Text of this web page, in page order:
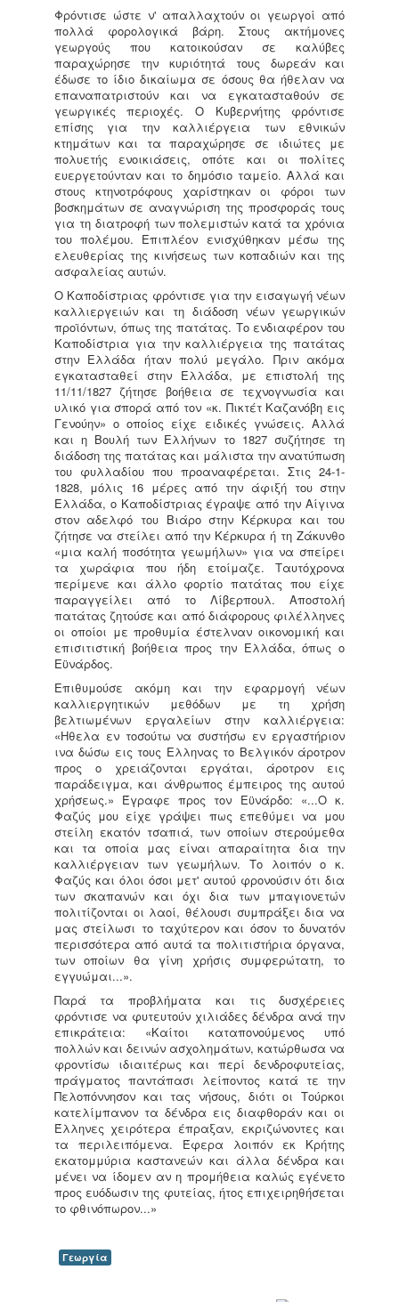
Φρόντισε ώστε ν' απαλλαχτούν οι γεωργοί από
πολλά φορολογικά βάρη.Στους ακτήμονες
γεωργούς που κατοικούσαν σε καλύβες
παραχώρησε την κυριότητά τους δωρεάν και
έδωσε το ίδιο δικαίωμα σε όσους θα ήθελαν να
επαναπατριστούν και να εγκατασταθούν σε
γεωργικές περιοχές. Ο Κυβερνήτης φρόντισε
επίσης για την καλλιέργεια των εθνικών
κτημάτων και τα παραχώρησε σε ιδιώτες με
πολυετής ενοικιάσεις, οπότε και οι πολίτες
ευεργετούνταν και το δημόσιο ταμείο. Αλλά και
στους κτηνοτρόφους χαρίστηκαν οι φόροι των
βοσκημάτων σε αναγνώριση της προσφοράς τους
για τη διατροφή των πολεμιστών κατά τα χρόνια
του πολέμου. Επιπλέον ενισχύθηκαν μέσω της
ελευθερίας της κινήσεως των κοπαδιών και της
ασφαλείας αυτών.
Ο Καποδίστριας φρόντισε για την εισαγωγή νέων
καλλιεργειών και τη διάδοση νέων γεωργικών
προϊόντων, όπως της πατάτας. Το ενδιαφέρον του
Καποδίστρια για την καλλιέργεια της πατάτας
στην Ελλάδα ήταν πολύ μεγάλο. Πριν ακόμα
εγκατασταθεί στην Ελλάδα, με επιστολή της
11/11/1827 ζήτησε βοήθεια σε τεχνογνωσία και
υλικό για σπορά από τον «κ. Πικτέτ Καζανόβη εις
Γενούην» ο οποίος είχε ειδικές γνώσεις. Αλλά
και η Βουλή των Ελλήνων το 1827 συζήτησε τη
διάδοση της πατάτας και μάλιστα την ανατύπωση
του φυλλαδίου που προαναφέρεται. Στις 24-1-
1828, μόλις 16 μέρες από την άφιξή του στην
Ελλάδα, ο Καποδίστριας έγραψε από την Αίγινα
στον αδελφό του Βιάρο στην Κέρκυρα και του
ζήτησε να στείλει από την Κέρκυρα ή τη Ζάκυνθο
«μια καλή ποσότητα γεωμήλων» για να σπείρει
τα χωράφια που ήδη ετοίμαζε. Ταυτόχρονα
περίμενε και άλλο φορτίο πατάτας που είχε
παραγγείλει από το Λίβερπουλ. Αποστολή
πατάτας ζητούσε και από διάφορους φιλέλληνες
οι οποίοι με προθυμία έστελναν οικονομική και
επισιτιστική βοήθεια προς την Ελλάδα, όπως ο
Εϋνάρδος.
Επιθυμούσε ακόμη και την εφαρμογή νέων
καλλιεργητικών μεθόδων με τη χρήση
βελτιωμένων εργαλείων στην καλλιέργεια:
«Ηθελα εν τοσούτω να συστήσω εν εργαστήριον
ινα δώσω εις τους Ελληνας το Βελγικόν άροτρον
προς ο χρειάζονται εργάται, άροτρον εις
παράδειγμα, και άνθρωπος έμπειρος της αυτού
χρήσεως.» Έγραφε προς τον Εϋνάρδο: «...Ο κ.
Φαζύς μου είχε γράψει πως επεθύμει να μου
στείλη εκατόν τσαπιά, των οποίων στερούμεθα
και τα οποία μας είναι απαραίτητα δια την
καλλιέργειαν των γεωμήλων. Το λοιπόν ο κ.
Φαζύς και όλοι όσοι μετ' αυτού φρονούσιν ότι δια
των σκαπανών και όχι δια των μπαγιονετών
πολιτίζονται οι λαοί, θέλουσι συμπράξει δια να
μας στείλωσι το ταχύτερον και όσον το δυνατόν
περισσότερα από αυτά τα πολιτιστήρια όργανα,
των οποίων θα γίνη χρήσις συμφερώτατη, το
εγγυώμαι...».
Παρά τα προβλήματα και τις δυσχέρειες
φρόντισε να φυτευτούν χιλιάδες δένδρα ανά την
επικράτεια: «Καίτοι καταπονούμενος υπό
πολλών και δεινών ασχολημάτων, κατώρθωσα να
φροντίσω ιδιαιτέρως και περί δενδροφυτείας,
πράγματος παντάπασι λείποντος κατά τε την
Πελοπόννησον και τας νήσους, διότι οι Τούρκοι
κατελίμπανον τα δένδρα εις διαφθοράν και οι
Έλληνες χειρότερα έπραξαν, εκριζώνοντες και
τα περιλειπόμενα. Έφερα λοιπόν εκ Κρήτης
εκατομμύρια καστανεών και άλλα δένδρα και
μένει να ίδομεν αν η προμήθεια καλώς εγένετο
προς ευόδωσιν της φυτείας, ήτος επιχειρηθήσεται
το φθινόπωρον...»
Γεωργία